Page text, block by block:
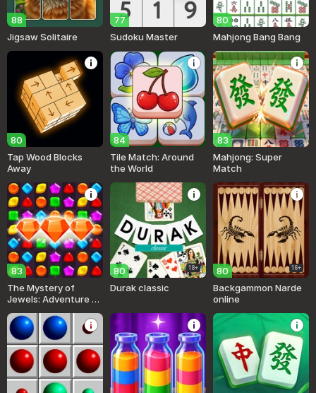
88
Jigsaw Solitaire
77
Sudoku Master
80
Mahjong Bang Bang
80
Tap Wood Blocks
Away
84
Tile Match: Around
the World
83
Mahjong: Super
Match
83
The Mystery of
Jewels: Adventure -
80 18+
Durak classic
80 16+
Backgammon Narde
online